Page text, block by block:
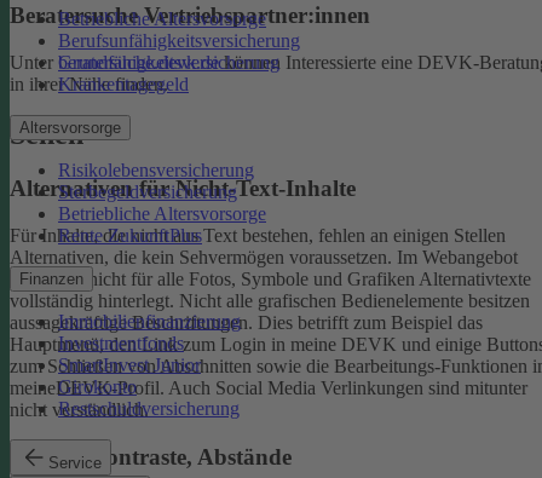
Betriebliche Altersvorsorge
Berufsunfähigkeitsversicherung
Grundfähigkeitsversicherung
Krankentagegeld
Altersvorsorge
Risikolebensversicherung
Sterbegeldversicherung
Betriebliche Altersvorsorge
Rente ZukunftPlus
Finanzen
Immobilienfinanzierung
Investmentfonds
SmartInvest Junior
Girokonto
Restschuldversicherung
Service
Beratersuche Vertriebspartner:innen
Unter beratersuche.devk.dekönnen Interessierte eine DEVK-
in ihrer Nähe finden.
Sehen
Alternativen für Nicht-Text-Inhalte
Für Inhalte, die nicht aus Text bestehen, fehlen an einigen Stellen
Alternativen, die kein Sehvermögen voraussetzen. Im Webangebot
sind noch nicht für alle Fotos, Symbole und Grafiken Alternativtexte
vollständig hinterlegt. Nicht alle grafischen Bedienelemente besitzen
aussagekräftige Beschriftungen. Dies betrifft zum Beispiel das
Hauptmenü, den Link zum Login in meine DEVK und einige
zum Schließen von Abschnitten sowie die Bearbeitungs-Funktionen
meineDEVK-Profil. Auch Social Media Verlinkungen sind mitunter
nicht verständlich.
Schrift, Kontraste, Abstände